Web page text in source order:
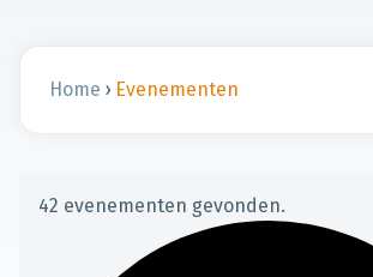
Home › Evenementen
42 evenementen gevonden.